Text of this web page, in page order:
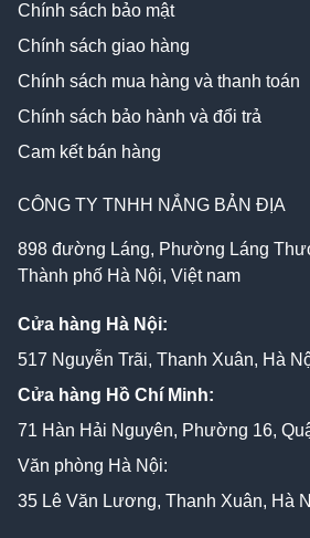
CÔNG TY TNHH NẮNG BẢN ĐỊA
898 đường Láng, Phường Láng
Thành phố Hà Nội, Việt nam
Cửa hàng Hà Nội:
517 Nguyễn Trãi, Thanh Xuân, Hà
Cửa hàng Hồ Chí Minh:
71 Hàn Hải Nguyên, Phường 16,
Văn phòng Hà Nội:
35 Lê Văn Lương, Thanh Xuân, Hà
Chính sách bảo mật
Chính sách giao hàng
Chính sách mua hàng và thanh toán
Chính sách bảo hành và đổi trả
Cam kết bán hàng